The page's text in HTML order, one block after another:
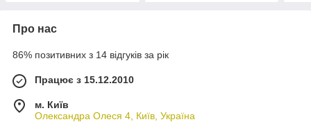
Про нас
86% позитивних з 14 відгуків за рік
Працює з 15.12.2010
м. Київ
Олександра Олеся 4, Київ, Україна